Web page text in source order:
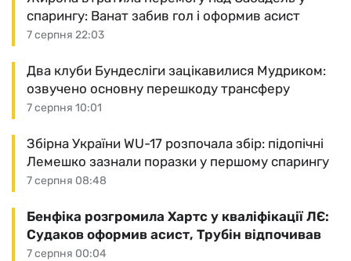
7 серпня 22:03
спарингу: Ванат забив гол і оформив асист
7 серпня 10:01
Два клуби Бундесліги зацікавилися Мудриком:
озвучено основну перешкоду трансферу
7 серпня 08:48
Збірна України WU-17 розпочала збір: підопічні
Лемешко зазнали поразки у першому спарингу
7 серпня 00:04
Бенфіка розгромила Хартс у кваліфікації ЛЄ:
Судаков оформив асист, Трубін відпочивав